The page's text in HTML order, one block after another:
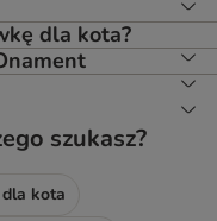
dla kota?
szukasz?
kota